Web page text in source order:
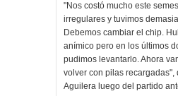
"Nos costó mucho este
irregulares y tuvimos
Debemos cambiar el chip.
anímico pero en los últimos
pudimos levantarlo. Ahora
volver con pilas recargadas",
Aguilera luego del partido